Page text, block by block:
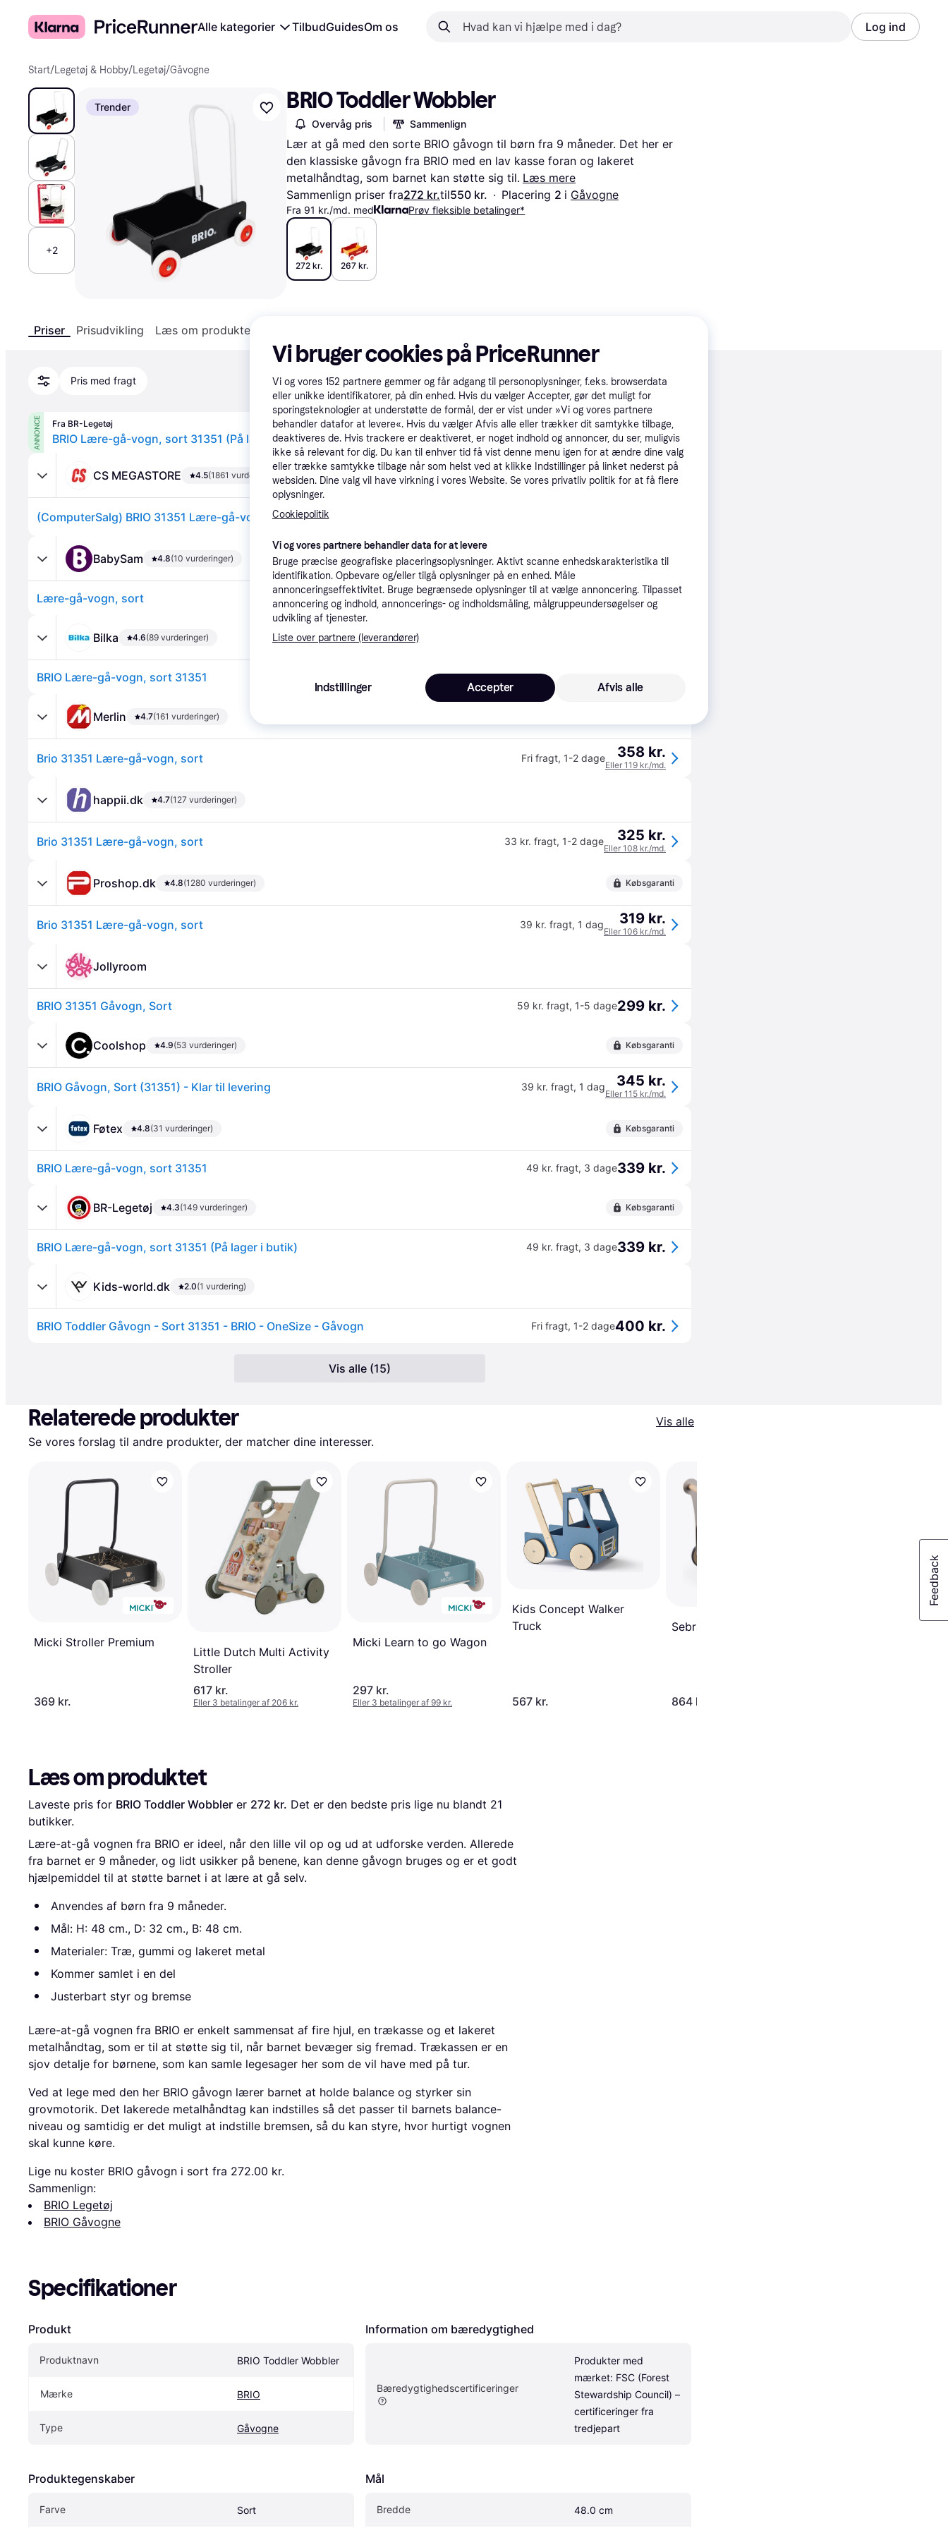
Alle kategorier TilbudGuidesOm os Log ind
Start/Legetøj & Hobby/Legetøj/Gåvogne
Trender
+2
BRIO Toddler Wobbler
Overvåg pris Sammenlign
Lær at gå med den sorte BRIO gåvogn til børn fra 9 måneder. Det her er
den klassiske gåvogn fra BRIO med en lav kasse foran og lakeret
metalhåndtag, som barnet kan støtte sig til. Læs mere
Sammenlign priser fra272 kr.til550 kr. · Placering 2 i Gåvogne
Fra 91 kr./md. med Prøv fleksible betalinger*
272 kr. 267 kr.
Priser Prisudvikling Læs om produktet
Pris med fragt Promoveret
ANNONCE Fra BR-Legetøj
BRIO Lære-gå-vogn, sort 31351 (På lager i butik) 49 kr. fragt 3 dage339 kr.
CS MEGASTORE 4.5(1861 vurderinger) Købsgaranti
(ComputerSalg) BRIO 31351 Lære-gå-vogn - Sort
BabySam 4.8(10 vurderinger)
Lære-gå-vogn, sort 25 kr. fragt, 1-3 dage 299 kr.
Bilka 4.6(89 vurderinger)
BRIO Lære-gå-vogn, sort 31351 49 kr. fragt,3 dage
Merlin 4.7(161 vurderinger)
Brio 31351 Lære-gå-vogn, sort Fri fragt, 1-2 dage 358 kr.
Eller 119 kr./md.
happii.dk 4.7(127 vurderinger)
Brio 31351 Lære-gå-vogn, sort 33 kr. fragt, 1-2 dage 325 kr.
Eller 108 kr./md.
Proshop.dk 4.8(1280 vurderinger) Købsgaranti
Brio 31351 Lære-gå-vogn, sort 39 kr. fragt, 1 dag 319 kr.
Eller 106 kr./md.
Jollyroom
BRIO 31351 Gåvogn, Sort 59 kr. fragt, 1-5 dage299 kr.
Coolshop 4.9(53 vurderinger) Købsgaranti
BRIO Gåvogn, Sort (31351) - Klar til levering 39 kr. fragt, 1 dag 345 kr.
Eller 115 kr./md.
Føtex 4.8(31 vurderinger) Købsgaranti
BRIO Lære-gå-vogn, sort 31351 49 kr. fragt, 3 dage339 kr.
BR-Legetøj 4.3(149 vurderinger) Købsgaranti
BRIO Lære-gå-vogn, sort 31351 (På lager i butik) 49 kr. fragt, 3 dage339 kr.
Kids-world.dk 2.0(1 vurdering)
BRIO Toddler Gåvogn - Sort 31351 - BRIO - OneSize - Gåvogn Fri fragt, 1-2 dage400 kr.
Vis alle (15)
Relaterede produkter
Vis alle
Se vores forslag til andre produkter, der matcher dine interesser.
Micki Stroller Premium
369 kr.
Little Dutch Multi Activity
Stroller
617 kr.
Eller 3 betalinger af 206 kr.
Micki Learn to go Wagon
297 kr.
Eller 3 betalinger af 99 kr.
Kids Concept Walker
Truck
567 kr.
Sebra Gåvogn Jetty Beige
864 kr.
Læs om produktet
Laveste pris for BRIO Toddler Wobbler er 272 kr. Det er den bedste pris lige nu blandt 21
butikker.
Lære-at-gå vognen fra BRIO er ideel, når den lille vil op og ud at udforske verden. Allerede
fra barnet er 9 måneder, og lidt usikker på benene, kan denne gåvogn bruges og er et godt
hjælpemiddel til at støtte barnet i at lære at gå selv.
Anvendes af børn fra 9 måneder.
Mål: H: 48 cm., D: 32 cm., B: 48 cm.
Materialer: Træ, gummi og lakeret metal
Kommer samlet i en del
Justerbart styr og bremse
Lære-at-gå vognen fra BRIO er enkelt sammensat af fire hjul, en trækasse og et lakeret
metalhåndtag, som er til at støtte sig til, når barnet bevæger sig fremad. Trækassen er en
sjov detalje for børnene, som kan samle legesager her som de vil have med på tur.
Ved at lege med den her BRIO gåvogn lærer barnet at holde balance og styrker sin
grovmotorik. Det lakerede metalhåndtag kan indstilles så det passer til barnets balance-
niveau og samtidig er det muligt at indstille bremsen, så du kan styre, hvor hurtigt vognen
skal kunne køre.
Lige nu koster BRIO gåvogn i sort fra 272.00 kr.
Sammenlign:
BRIO Legetøj
BRIO Gåvogne
Specifikationer
Produkt
Produktnavn BRIO Toddler Wobbler
Mærke BRIO
Type Gåvogne
Produktegenskaber
Farve Sort
Information om bæredygtighed
Bæredygtighedscertificeringer
Produkter med
mærket: FSC (Forest
Stewardship Council) –
certificeringer fra
tredjepart
Mål
Bredde 48.0 cm
Vi bruger cookies på PriceRunner
Vi og vores 152 partnere gemmer og får adgang til personoplysninger, f.eks. browserdata
eller unikke identifikatorer, på din enhed. Hvis du vælger Accepter, gør det muligt for
sporingsteknologier at understøtte de formål, der er vist under »Vi og vores partnere
behandler datafor at levere«. Hvis du vælger Afvis alle eller trækker dit samtykke tilbage,
deaktiveres de. Hvis trackere er deaktiveret, er noget indhold og annoncer, du ser, muligvis
ikke så relevant for dig. Du kan til enhver tid få vist denne menu igen for at ændre dine valg
eller trække samtykke tilbage når som helst ved at klikke Indstillinger på linket nederst på
websiden. Dine valg vil have virkning i vores Website. Se vores privatliv politik for at få flere
oplysninger.
Cookiepolitik
Vi og vores partnere behandler data for at levere
Bruge præcise geografiske placeringsoplysninger. Aktivt scanne enhedskarakteristika til
identifikation. Opbevare og/eller tilgå oplysninger på en enhed. Måle
annonceringseffektivitet. Bruge begrænsede oplysninger til at vælge annoncering. Tilpasset
annoncering og indhold, annoncerings- og indholdsmåling, målgruppeundersøgelser og
udvikling af tjenester.
Liste over partnere (leverandører)
Indstillinger Afvis alle
Accepter